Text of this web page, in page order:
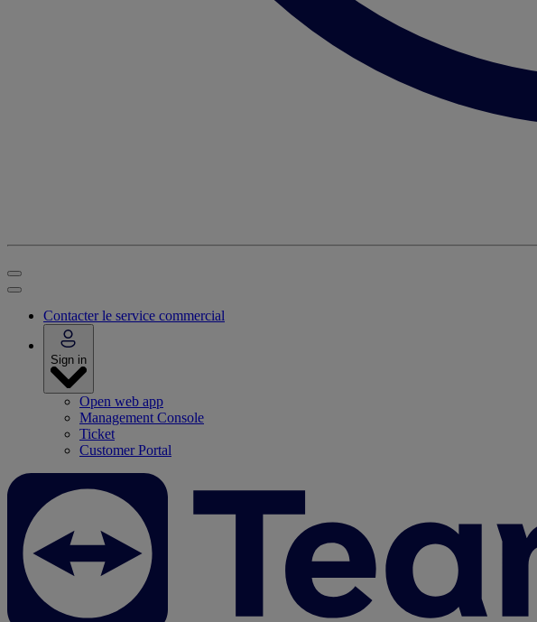
Contacter le service commercial
Sign in
Open web app
Management Console
Ticket
Customer Portal